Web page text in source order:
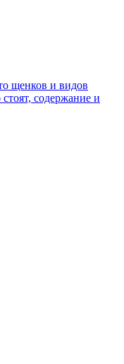
щенков и видов
содержание и